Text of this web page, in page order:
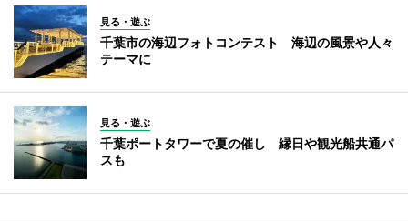
見る・遊ぶ
千葉市の海辺フォトコンテスト 海辺の風景や人々
テーマに
見る・遊ぶ
千葉ポートタワーで夏の催し 縁日や観光船共通パ
スも